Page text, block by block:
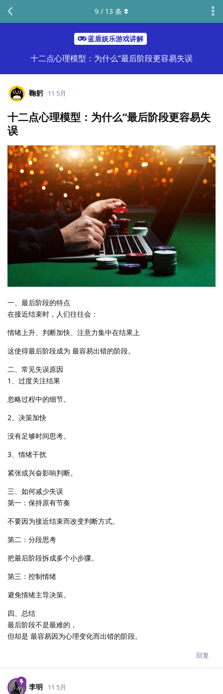
蓝盾娱乐游戏讲解
十二点心理模型：为什么“最后阶段更容易失误
9 / 13 条
鞠躬 11 5月
十二点心理模型：为什么“最后阶段更容易失
误
一、最后阶段的特点
在接近结束时，人们往往会：
情绪上升、判断加快、注意力集中在结果上
这使得最后阶段成为 最容易出错的阶段。
二、常见失误原因
1、过度关注结果
忽略过程中的细节。
2、决策加快
没有足够时间思考。
3、情绪干扰
紧张或兴奋影响判断。
三、如何减少失误
第一：保持原有节奏
不要因为接近结束而改变判断方式。
第二：分段思考
把最后阶段拆成多个小步骤。
第三：控制情绪
避免情绪主导决策。
四、总结
最后阶段不是最难的，
但却是 最容易因为心理变化而出错的阶段。
回复
李明 11 5月